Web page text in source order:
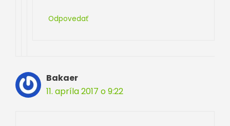
Odpovedať
Bakaer
11. apríla 2017 o 9:22